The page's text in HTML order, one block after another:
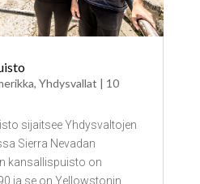
, Yhdysvallat | 10
sijaitsee Yhdysvaltojen
Sierra Nevadan
kansallispuisto on
ja se on Yellowstonin